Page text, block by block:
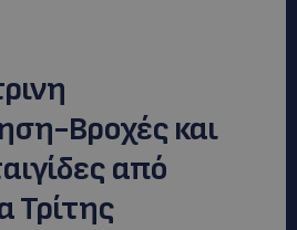
Βροχές και
από
Τρίτης